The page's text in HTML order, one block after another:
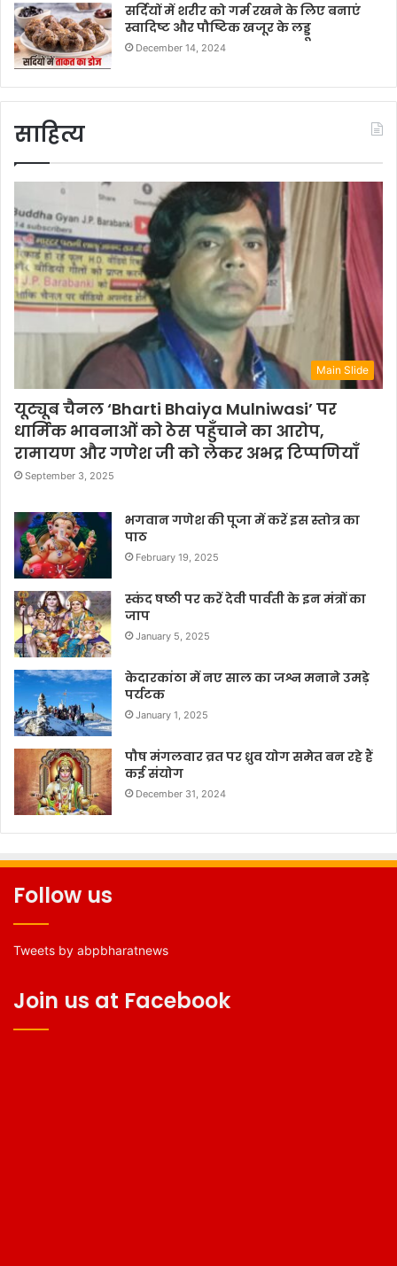
सर्दियों में शरीर को गर्म रखने के लिए बनाएं
स्वादिष्ट और पौष्टिक खजूर के लड्डू
December 14, 2024
साहित्य
Main Slide
यूट्यूब चैनल ‘Bharti Bhaiya Mulniwasi’ पर
धार्मिक भावनाओं को ठेस पहुँचाने का आरोप,
रामायण और गणेश जी को लेकर अभद्र टिप्पणियाँ
September 3, 2025
भगवान गणेश की पूजा में करें इस स्तोत्र का
पाठ
February 19, 2025
स्कंद षष्ठी पर करें देवी पार्वती के इन मंत्रों का
जाप
January 5, 2025
केदारकांठा में नए साल का जश्न मनाने उमड़े
पर्यटक
January 1, 2025
पौष मंगलवार व्रत पर ध्रुव योग समेत बन रहे हैं
कई संयोग
December 31, 2024
Follow us
Tweets by abpbharatnews
Join us at Facebook